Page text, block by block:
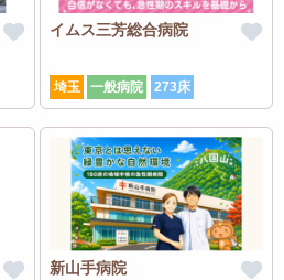
イムス三芳総合病院
埼玉 一般病院 273床
新山手病院